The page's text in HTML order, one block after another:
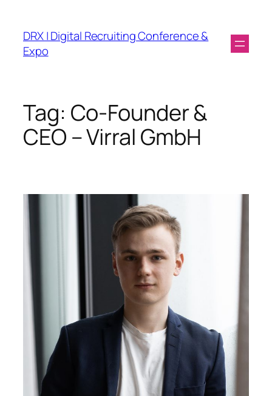
DRX | Digital Recruiting Conference &
Expo
Tag: Co-Founder &
CEO – Virral GmbH